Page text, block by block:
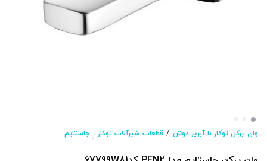
وان پرکن توکار با آبریز دوش / قطعات شیرآلات توکار / جاستایم